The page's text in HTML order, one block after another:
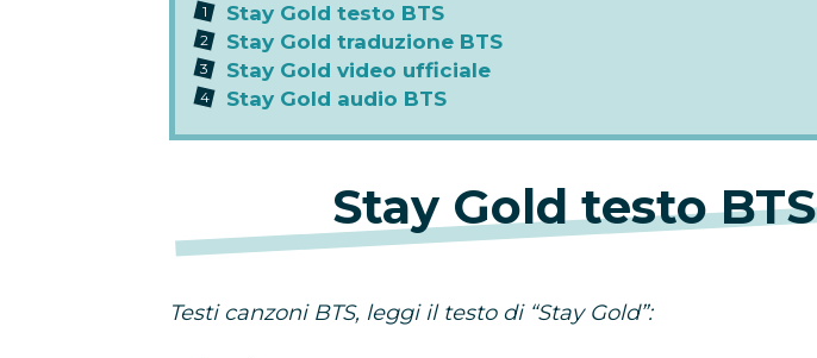
Stay Gold testo BTS
Stay Gold traduzione BTS
Stay Gold video ufficiale
Stay Gold audio BTS
Stay Gold testo BTS
Testi canzoni BTS, leggi il testo di “Stay Gold”: